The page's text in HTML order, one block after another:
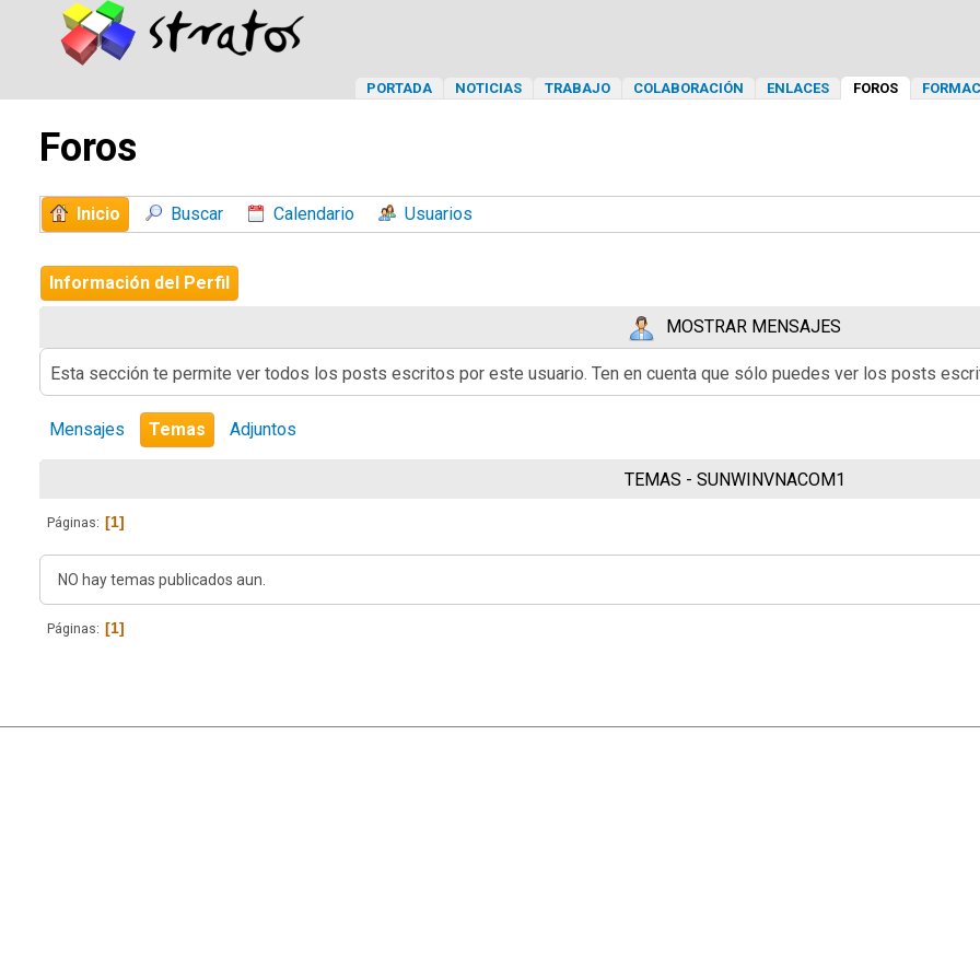
PORTADA NOTICIAS TRABAJO COLABORACIÓN ENLACES FOROS
Foros
Inicio Buscar Calendario Usuarios
Información del Perfil
MOSTRAR MENSAJES
Esta sección te permite ver todos los posts escritos por este usuario. Ten en cuenta que sólo puedes ver los posts
Mensajes Temas Adjuntos
TEMAS - SUNWINVNACOM1
Páginas 1
NO hay temas publicados aun.
Páginas 1